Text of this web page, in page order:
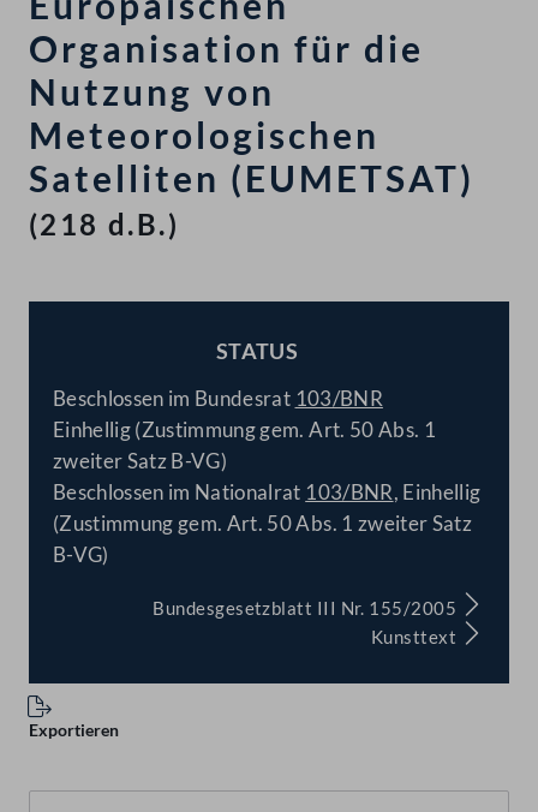
Organisation für die
Nutzung von
Meteorologischen
Satelliten (EUMETSAT)
(218 d.B.)
STATUS
Beschlossen im Bundesrat 103/BNR
Einhellig (Zustimmung gem. Art. 50 Abs. 1
zweiter Satz B-VG)
Beschlossen im Nationalrat 103/BNR, Einhellig
(Zustimmung gem. Art. 50 Abs. 1 zweiter Satz
B-VG)
Bundesgesetzblatt III Nr. 155/2005
Kunsttext
Exportieren